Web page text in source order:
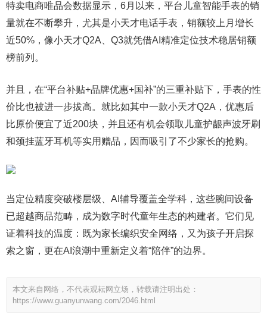
特卖电商唯品会数据显示，6月以来，平台儿童智能手表的销
量就在不断攀升，尤其是小天才电话手表，销额较上月增长
近50%，像小天才Q2A、Q3就凭借AI精准定位技术稳居销额
榜前列。
并且，在“平台补贴+品牌优惠+国补”的三重补贴下，手表的性
价比也被进一步拔高。就比如其中一款小天才Q2A，优惠后
比原价便宜了近200块，并且还有机会领取儿童护龈声波牙刷
和颈挂蓝牙耳机等实用赠品，因而吸引了不少家长的抢购。
当定位精度突破楼层级、AI辅导覆盖全学科，这些腕间设备
已超越商品范畴，成为数字时代童年生态的构建者。它们见
证着科技的温度：既为家长编织安全网络，又为孩子开启探
索之窗，更在AI浪潮中重新定义着“陪伴”的边界。
本文来自网络，不代表观耘网立场，转载请注明出处：
https://www.guanyunwang.com/2046.html